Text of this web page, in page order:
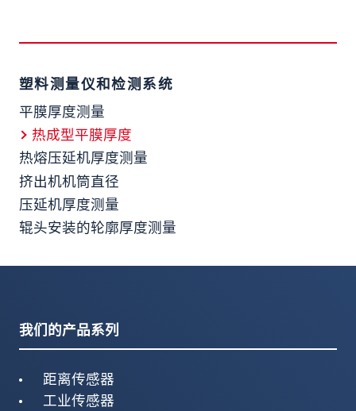
塑料测量仪和检测系统
平膜厚度测量
热成型平膜厚度
热熔压延机厚度测量
挤出机机筒直径
压延机厚度测量
辊头安装的轮廓厚度测量
我们的产品系列
距离传感器
工业传感器